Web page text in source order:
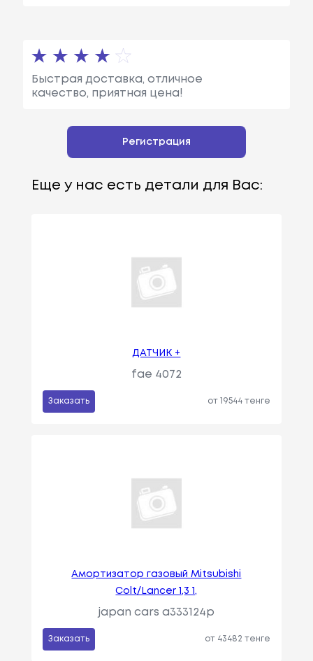
Быстрая доставка, отличное
качество, приятная цена!
Регистрация
Еще у нас есть детали для Вас:
ДАТЧИК +
fae 4072
Заказать от 19544 тенге
Амортизатор газовый Mitsubishi
Colt/Lancer 1,3 1,
japan cars a333124p
Заказать от 43482 тенге